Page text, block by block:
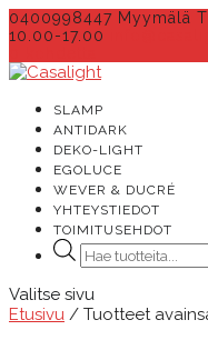
0400998447 Myymälä
10.00-17.00
SLAMP
ANTIDARK
DEKO-LIGHT
EGOLUCE
WEVER & DUCRÉ
YHTEYSTIEDOT
TOIMITUSEHDOT
Products
search
Valitse sivu
Etusivu / Tuotteet